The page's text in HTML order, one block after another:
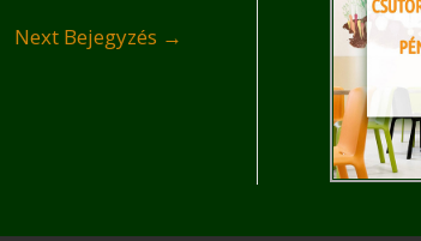
Next Bejegyzés →